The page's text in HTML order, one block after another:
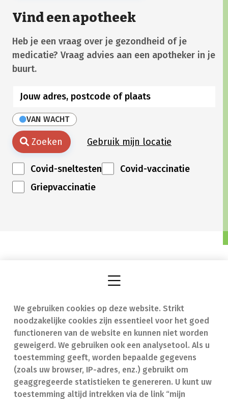
We gebruiken cookies op deze website. Strikt
noodzakelijke cookies zijn essentieel voor het goed
functioneren van de website en kunnen niet worden
geweigerd. We gebruiken ook een analysetool. Als u
toestemming geeft, worden bepaalde gegevens
(zoals uw browser, IP-adres, enz.) gebruikt om
geaggregeerde statistieken te genereren. U kunt uw
toestemming altijd intrekken via de link “mijn
Vind een apotheek
Heb je een vraag over je gezondheid of je
medicatie? Vraag advies aan een apotheker in je
buurt.
VAN WACHT
Zoeken Gebruik mijn locatie
Covid-sneltesten
Covid-vaccinatie
Griepvaccinatie
Vind een apotheek
Onze expertise
Ziekten
Geneesmiddelen
In geval van nood
Contact
Veelgestelde vragen
(FAQ)